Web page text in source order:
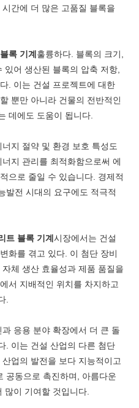
간에 더 많은 고품질 블록을
록 기계 훌륭하다. 블록의 크기,
있어 생산된 블록의 압축 저항,
. 이는 건설 프로젝트에 대한
뿐만 아니라 건물의 전반적인
데에도 도움이 됩니다.
지 절약 및 환경 보호 특성도
지 관리를 최적화함으로써 에
으로 줄일 수 있습니다. 경제적
발전 시대의 요구에도 적극적
트 블록 기계시장에서는 건설
화를 겪고 있다. 이 첨단 장비
체 생산 효율성과 제품 품질을
서 지배적인 위치를 차지하고
.
응용 분야 확장에서 더 큰 돌
. 이는 건설 산업의 다른 첨단
업의 발전을 보다 지능적이고
공동으로 촉진하며, 아름다운
많이 기여할 것입니다.